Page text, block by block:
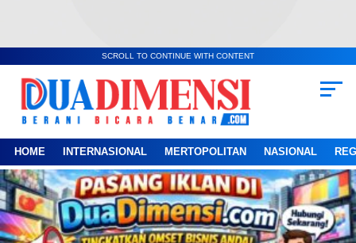
SCROLL TO CONTINUE WITH CONTENT
HOME INTERNASIONAL MERTOPOLITAN NASIONAL